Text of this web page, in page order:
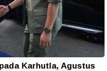
Karhutla, Agustus